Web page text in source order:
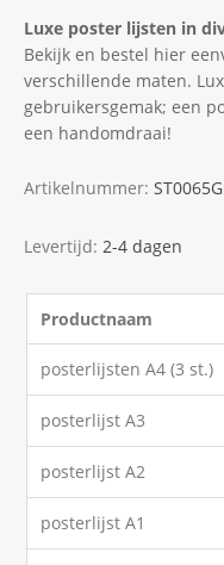
Luxe poster lijsten in
Bekijk en bestel hier
verschillende maten.
gebruikersgemak; een
een handomdraai!
Artikelnummer:
Levertijd: 2-4 dagen
Productnaam
posterlijsten A4 (3 st.)
posterlijst A3
posterlijst A2
posterlijst A1